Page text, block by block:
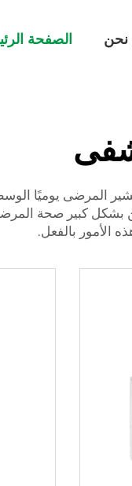
الصفحة
المرضى يوميًا
بشكل كبير صحة
الأمور بالفعل.